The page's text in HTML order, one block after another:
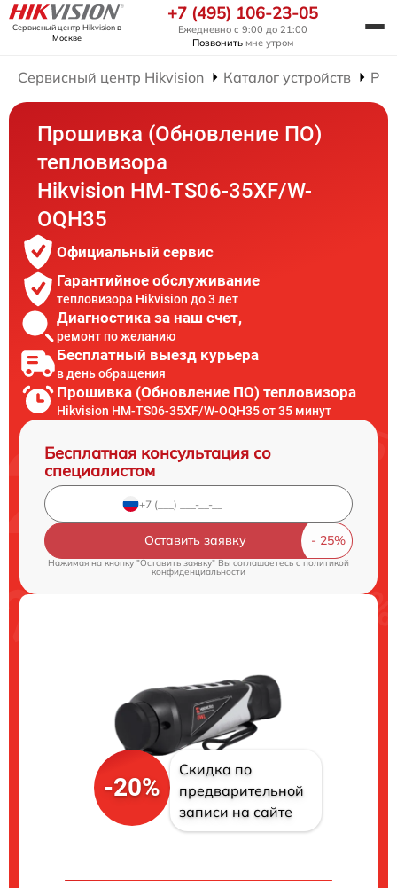
Сервисный центр Hikvisionв
Москве
+7 (495) 106-23-05
Ежедневно с 9:00 до 21:00
Позвонить мне утром
Сервисный центр Hikvision Каталог устройств
Прошивка (Обновление ПО)
тепловизора
Hikvision HM-TS06-35XF/W-
OQH35
Официальный сервис
Гарантийное обслуживание
тепловизора Hikvision до 3 лет
Диагностика за наш счет,
ремонт по желанию
Бесплатный выезд курьера
в день обращения
Прошивка (Обновление ПО) тепловизора
Hikvision HM-TS06-35XF/W-OQH35 от 35 минут
Бесплатная консультация со
специалистом
Оставить заявку
Нажимая на кнопку "Оставить заявку" Вы соглашаетесь cполитикой
конфиденциальности
-20%
Скидка по
предварительной
записи на сайте